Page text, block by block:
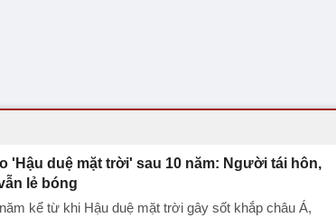
'Hậu duệ mặt trời' sau 10 năm: Người tái hôn,
lẻ bóng
kể từ khi Hậu duệ mặt trời gây sốt khắp châu Á,